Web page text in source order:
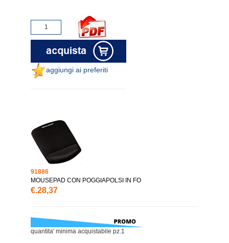
aggiungi ai preferiti
91886
MOUSEPAD CON POGGIAPOLSI IN FO
€.28,37
quantita' minima acquistabile pz.1